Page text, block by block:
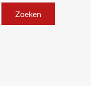
Zoeken